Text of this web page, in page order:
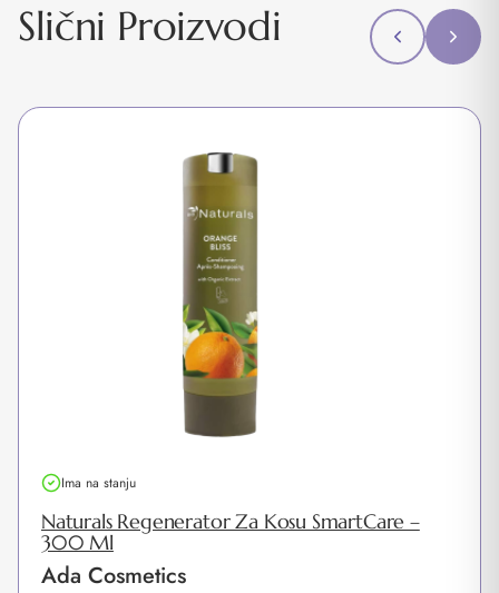
Slični Proizvodi
Ima na stanju
Naturals Regenerator Za Kosu SmartCare –
300 Ml
Ada Cosmetics